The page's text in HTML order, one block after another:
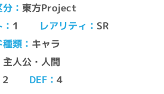
分 東方Project
1 レアリティ SR
種類 キャラ
主人公・人間
2 DEF 4